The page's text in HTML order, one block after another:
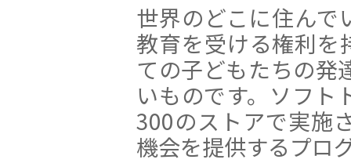
世界のどこに住んで
教育を受ける権利を
ての子どもたちの発
いものです。ソフト
300のストアで実施
機会を提供するプロ